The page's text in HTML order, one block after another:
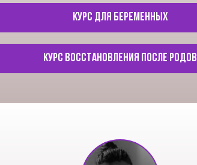
курс для беременных
КУРС Восстановления после родов